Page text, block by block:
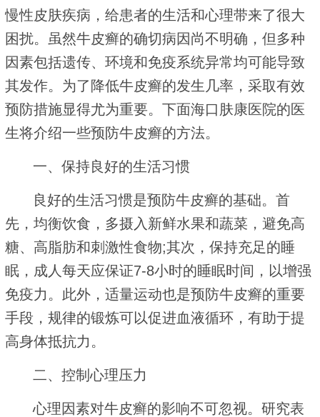
慢性皮肤疾病，给患者的生活和心理带来了很大
困扰。虽然牛皮癣的确切病因尚不明确，但多种
因素包括遗传、环境和免疫系统异常均可能导致
其发作。为了降低牛皮癣的发生几率，采取有效
预防措施显得尤为重要。下面海口肤康医院的医
生将介绍一些预防牛皮癣的方法。
一、保持良好的生活习惯
良好的生活习惯是预防牛皮癣的基础。首
先，均衡饮食，多摄入新鲜水果和蔬菜，避免高
糖、高脂肪和刺激性食物;其次，保持充足的睡
眠，成人每天应保证7-8小时的睡眠时间，以增强
免疫力。此外，适量运动也是预防牛皮癣的重要
手段，规律的锻炼可以促进血液循环，有助于提
高身体抵抗力。
二、控制心理压力
心理因素对牛皮癣的影响不可忽视。研究表